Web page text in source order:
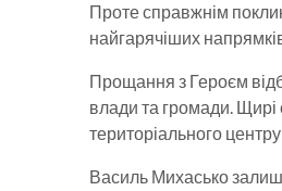
Проте справжнім
найгарячіших
Прощання з Героєм
влади та громади.
територіального
Василь Михасько